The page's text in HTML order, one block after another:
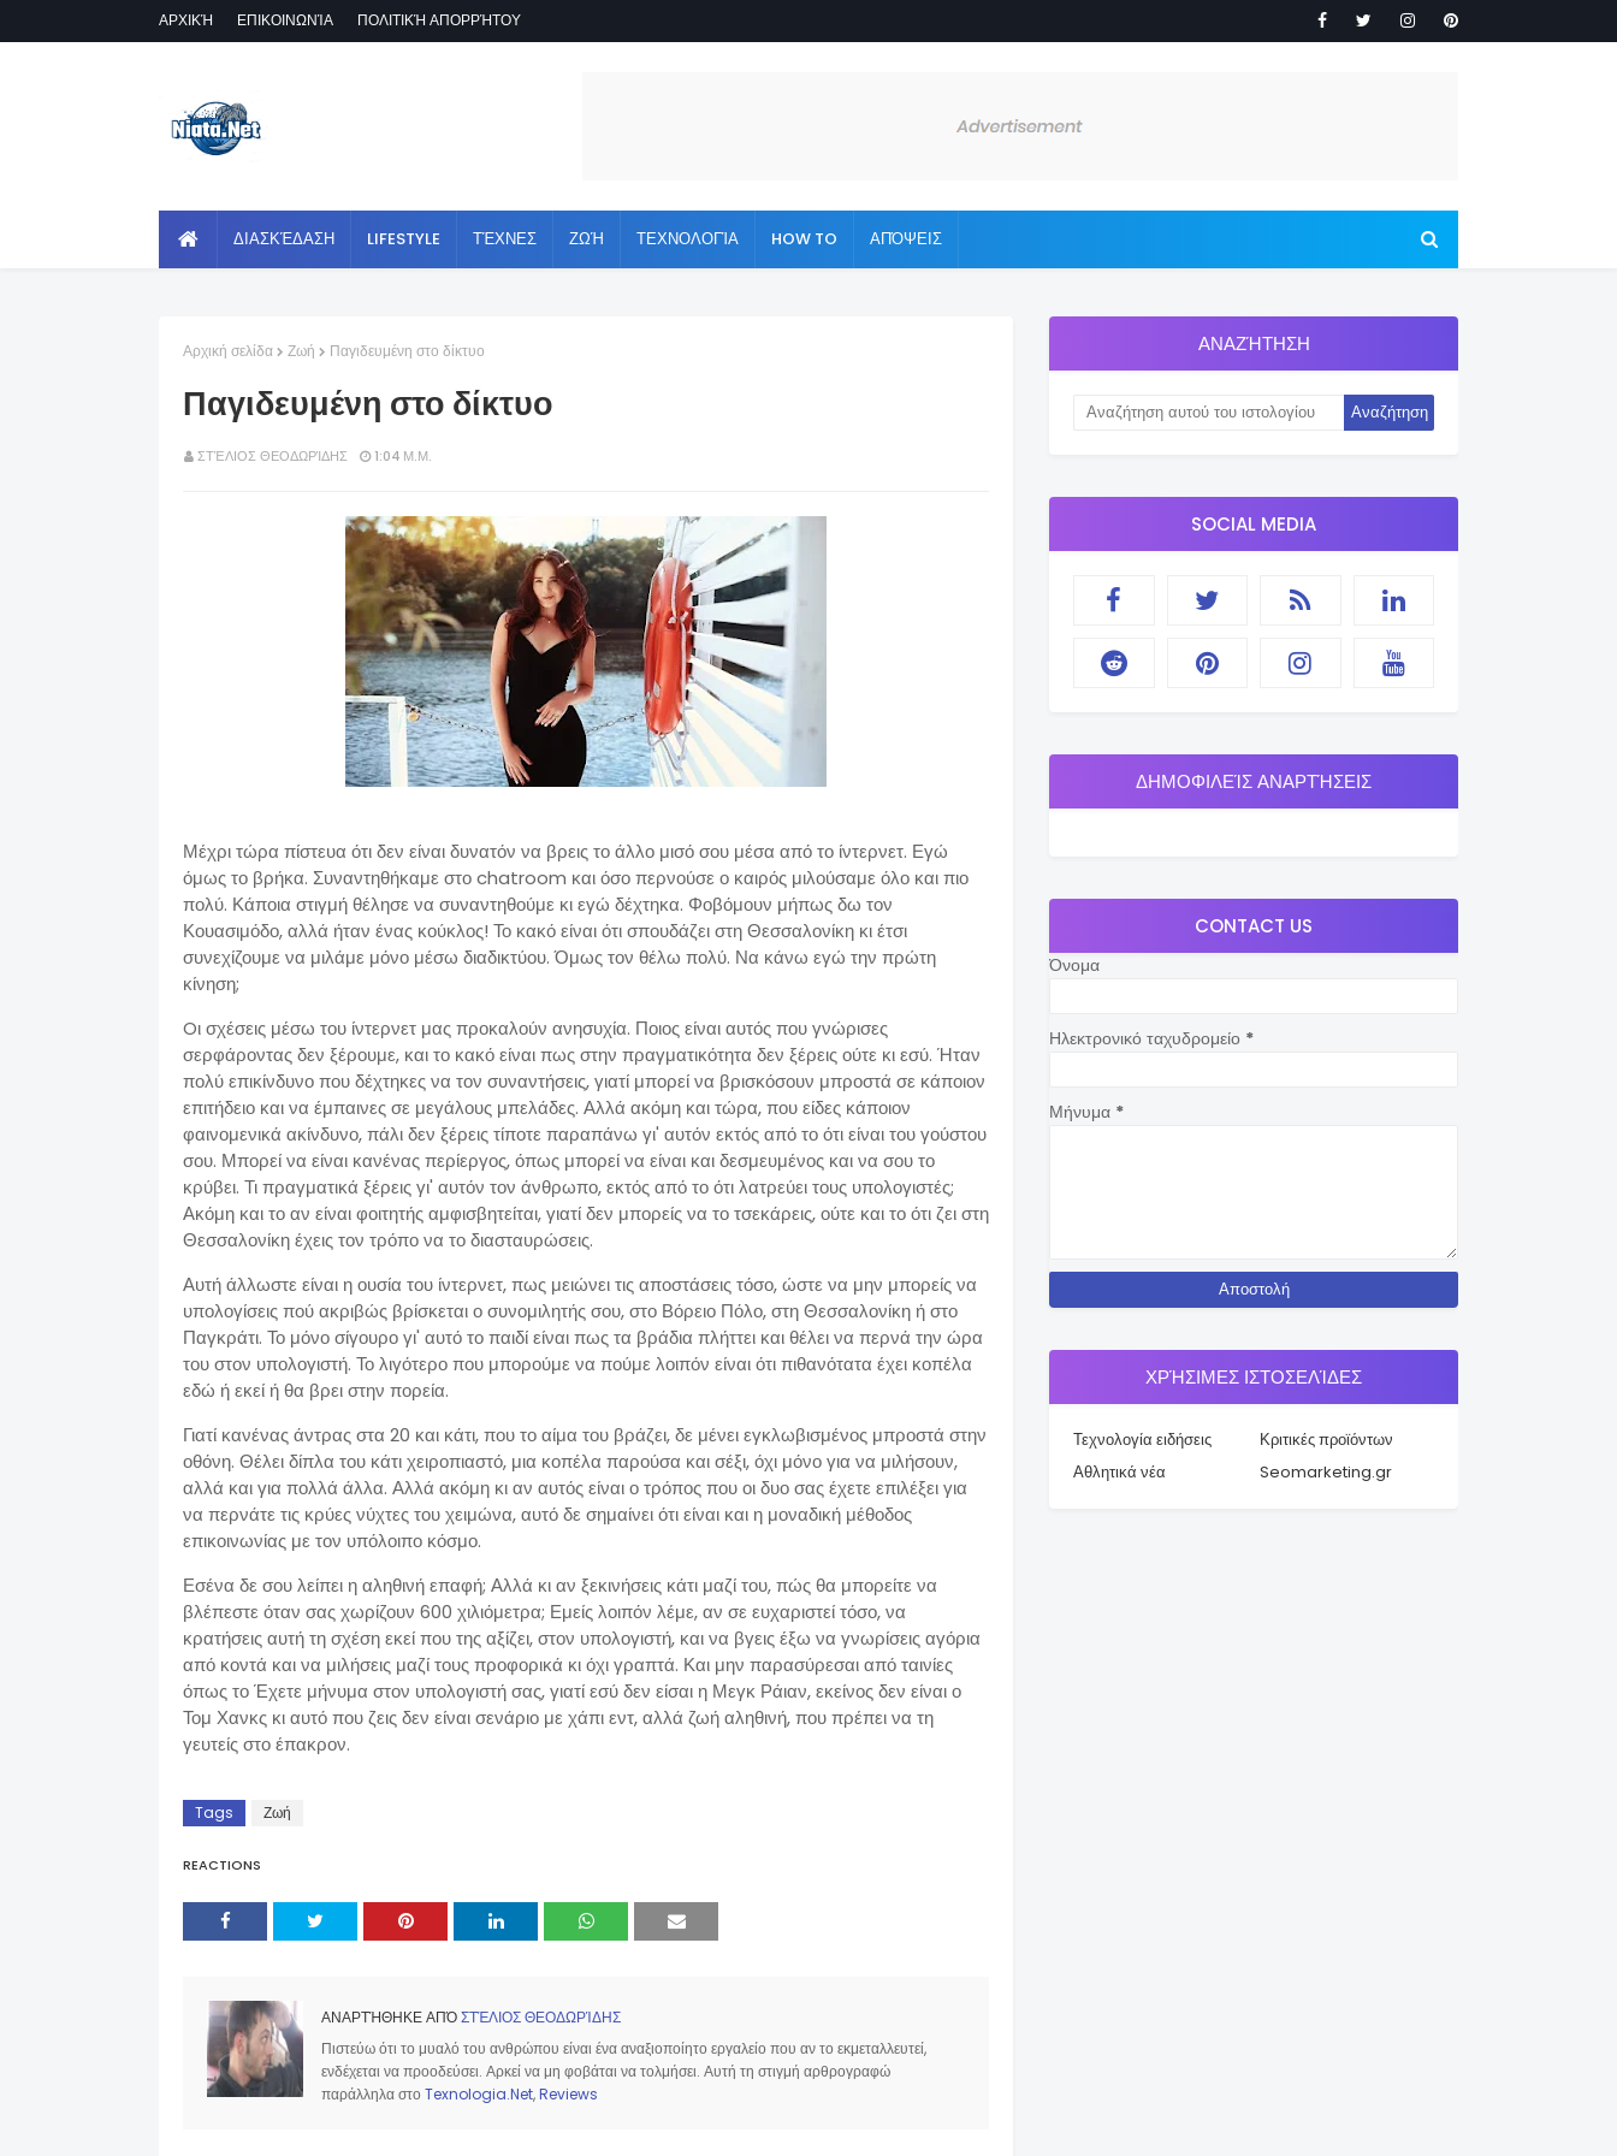
ΑΡΧΙΚΉ ΕΠΙΚΟΙΝΩΝΊΑ ΠΟΛΙΤΙΚΉ ΑΠΟΡΡΉΤΟΥ
ΔΙΑΣΚΈΔΑΣΗ LIFESTYLE ΤΈΧΝΕΣ ΖΩΉ ΤΕΧΝΟΛΟΓΊΑ HOW TO ΑΠΌΨΕΙΣ
Αρχική σελίδα Ζωή Παγιδευμένη στο δίκτυο
Παγιδευμένη στο δίκτυο
ΣΤΈΛΙΟΣ ΘΕΟΔΩΡΊΔΗΣ 1:04 Μ.Μ.
Μέχρι τώρα πίστευα ότι δεν είναι δυνατόν να βρεις το άλλο μισό σου μέσα από το ίντερνετ. Εγώ
όμως το βρήκα. Συναντηθήκαμε στο chatroom και όσο περνούσε ο καιρός μιλούσαμε όλο και πιο
πολύ. Κάποια στιγμή θέλησε να συναντηθούμε κι εγώ δέχτηκα. Φοβόμουν μήπως δω τον
Κουασιμόδο, αλλά ήταν ένας κούκλος! Το κακό είναι ότι σπουδάζει στη Θεσσαλονίκη κι έτσι
συνεχίζουμε να μιλάμε μόνο μέσω διαδικτύου. Όμως τον θέλω πολύ. Να κάνω εγώ την πρώτη
κίνηση;
Oι σχέσεις μέσω του ίντερνετ μας προκαλούν ανησυχία. Ποιος είναι αυτός που γνώρισες
σερφάροντας δεν ξέρουμε, και το κακό είναι πως στην πραγματικότητα δεν ξέρεις ούτε κι εσύ. Ήταν
πολύ επικίνδυνο που δέχτηκες να τον συναντήσεις, γιατί μπορεί να βρισκόσουν μπροστά σε κάποιον
επιτήδειο και να έμπαινες σε μεγάλους μπελάδες. Αλλά ακόμη και τώρα, που είδες κάποιον
φαινομενικά ακίνδυνο, πάλι δεν ξέρεις τίποτε παραπάνω γι' αυτόν εκτός από το ότι είναι του γούστου
σου. Μπορεί να είναι κανένας περίεργος, όπως μπορεί να είναι και δεσμευμένος και να σου το
κρύβει. Τι πραγματικά ξέρεις γι' αυτόν τον άνθρωπο, εκτός από το ότι λατρεύει τους υπολογιστές;
Ακόμη και το αν είναι φοιτητής αμφισβητείται, γιατί δεν μπορείς να το τσεκάρεις, ούτε και το ότι ζει στη
Θεσσαλονίκη έχεις τον τρόπο να το διασταυρώσεις.
Αυτή άλλωστε είναι η ουσία του ίντερνετ, πως μειώνει τις αποστάσεις τόσο, ώστε να μην μπορείς να
υπολογίσεις πού ακριβώς βρίσκεται ο συνομιλητής σου, στο Βόρειο Πόλο, στη Θεσσαλονίκη ή στο
Παγκράτι. Το μόνο σίγουρο γι' αυτό το παιδί είναι πως τα βράδια πλήττει και θέλει να περνά την ώρα
του στον υπολογιστή. Το λιγότερο που μπορούμε να πούμε λοιπόν είναι ότι πιθανότατα έχει κοπέλα
εδώ ή εκεί ή θα βρει στην πορεία.
Γιατί κανένας άντρας στα 20 και κάτι, που το αίμα του βράζει, δε μένει εγκλωβισμένος μπροστά στην
οθόνη. Θέλει δίπλα του κάτι χειροπιαστό, μια κοπέλα παρούσα και σέξι, όχι μόνο για να μιλήσουν,
αλλά και για πολλά άλλα. Αλλά ακόμη κι αν αυτός είναι ο τρόπος που οι δυο σας έχετε επιλέξει για
να περνάτε τις κρύες νύχτες του χειμώνα, αυτό δε σημαίνει ότι είναι και η μοναδική μέθοδος
επικοινωνίας με τον υπόλοιπο κόσμο.
Εσένα δε σου λείπει η αληθινή επαφή; Αλλά κι αν ξεκινήσεις κάτι μαζί του, πώς θα μπορείτε να
βλέπεστε όταν σας χωρίζουν 600 χιλιόμετρα; Εμείς λοιπόν λέμε, αν σε ευχαριστεί τόσο, να
κρατήσεις αυτή τη σχέση εκεί που της αξίζει, στον υπολογιστή, και να βγεις έξω να γνωρίσεις αγόρια
από κοντά και να μιλήσεις μαζί τους προφορικά κι όχι γραπτά. Και μην παρασύρεσαι από ταινίες
όπως το Έχετε μήνυμα στον υπολογιστή σας, γιατί εσύ δεν είσαι η Μεγκ Ράιαν, εκείνος δεν είναι ο
Τομ Χανκς κι αυτό που ζεις δεν είναι σενάριο με χάπι εντ, αλλά ζωή αληθινή, που πρέπει να τη
γευτείς στο έπακρον.
Tags Ζωή
REACTIONS
ΑΝΑΡΤΉΘΗΚΕ ΑΠΌΣΤΈΛΙΟΣ ΘΕΟΔΩΡΊΔΗΣ
Πιστεύω ότι το μυαλό του ανθρώπου είναι ένα αναξιοποίητο εργαλείο που αν το εκμεταλλευτεί,
ενδέχεται να προοδεύσει. Αρκεί να μη φοβάται να τολμήσει. Αυτή τη στιγμή αρθρογραφώ
παράλληλα στο Texnologia.Net,Reviews
ΑΝΑΖΉΤΗΣΗ
SOCIAL MEDIA
ΔΗΜΟΦΙΛΕΊΣ ΑΝΑΡΤΉΣΕΙΣ
CONTACT US
Όνομα
Ηλεκτρονικό ταχυδρομείο *
Μήνυμα *
ΧΡΉΣΙΜΕΣ ΙΣΤΟΣΕΛΊΔΕΣ
Τεχνολογία ειδήσεις
Κριτικές προϊόντων
Αθλητικά νέα
Seomarketing.gr